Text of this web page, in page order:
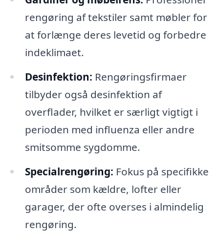
rengøring af tekstiler samt møbler for
at forlænge deres levetid og forbedre
indeklimaet.
Desinfektion: Rengøringsfirmaer
tilbyder også desinfektion af
overflader, hvilket er særligt vigtigt i
perioden med influenza eller andre
smitsomme sygdomme.
Specialrengøring: Fokus på specifikke
områder som kældre, lofter eller
garager, der ofte overses i almindelig
rengøring.